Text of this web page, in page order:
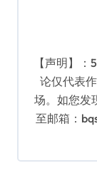
【声明】
论仅代表
场。如您发
至邮箱：